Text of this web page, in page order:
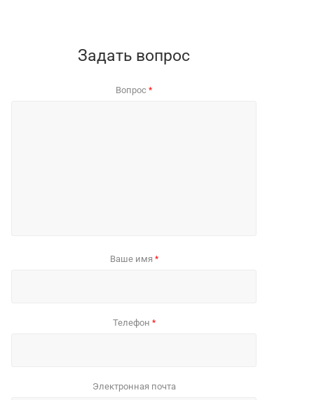
Задать вопрос
Вопрос *
Ваше имя *
Телефон *
Электронная почта